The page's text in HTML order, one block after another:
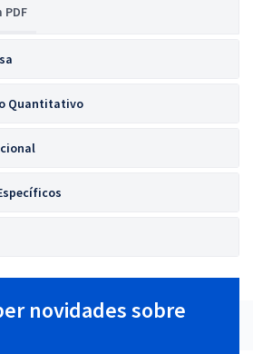
PDF
Quantitativo
novidades sobre